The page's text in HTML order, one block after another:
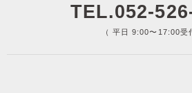
TEL.052-
（ 平日 9:00〜17:00受